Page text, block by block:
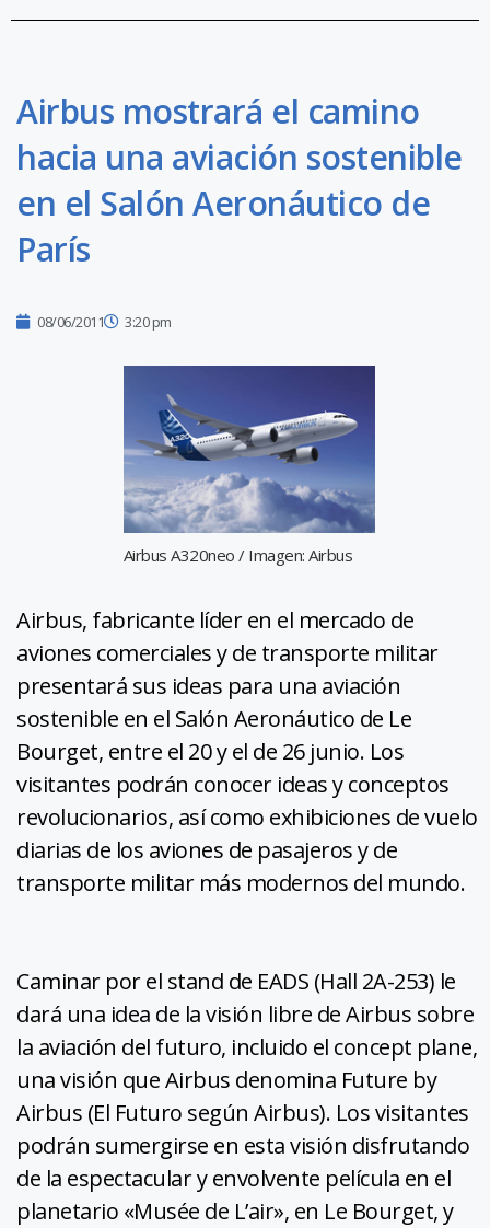
Airbus mostrará el camino
hacia una aviación sostenible
en el Salón Aeronáutico de
París
08/06/2011 3:20 pm
Airbus A320neo / Imagen: Airbus
Airbus, fabricante líder en el mercado de
aviones comerciales y de transporte militar
presentará sus ideas para una aviación
sostenible en el Salón Aeronáutico de Le
Bourget, entre el 20 y el de 26 junio. Los
visitantes podrán conocer ideas y conceptos
revolucionarios, así como exhibiciones de vuelo
diarias de los aviones de pasajeros y de
transporte militar más modernos del mundo.
Caminar por el stand de EADS (Hall 2A-253) le
dará una idea de la visión libre de Airbus sobre
la aviación del futuro, incluido el concept plane,
una visión que Airbus denomina Future by
Airbus (El Futuro según Airbus). Los visitantes
podrán sumergirse en esta visión disfrutando
de la espectacular y envolvente película en el
planetario «Musée de L’air», en Le Bourget, y